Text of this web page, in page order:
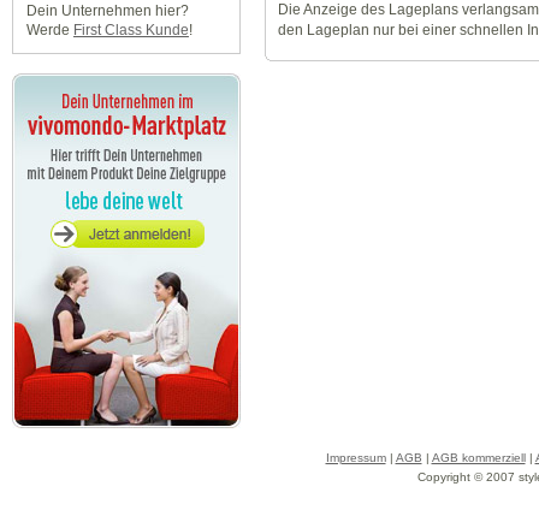
Dein Unternehmen hier?
Werde First Class Kunde!
Die Anzeige des Lageplans
den Lageplan nur bei einer schnellen
Impressum| AGB | AGB kommerziell|
Copyright © 2007